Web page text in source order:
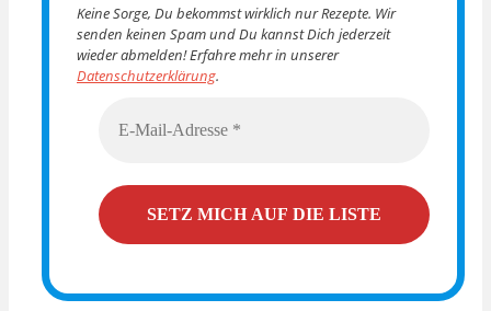
Keine Sorge, Du bekommst wirklich nur Rezepte. Wir
senden keinen Spam und Du kannst Dich jederzeit
wieder abmelden! Erfahre mehr in unserer
Datenschutzerklärung.